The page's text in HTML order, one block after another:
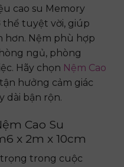
cao su Memory
thể tuyệt vời, giúp
hơn. Nệm phù hợp
ngủ, phòng
Hãy chọn Nệm Cao
hưởng cảm giác
dài bận rộn.
Cao Su
x 2m x 10cm
trong cuộc